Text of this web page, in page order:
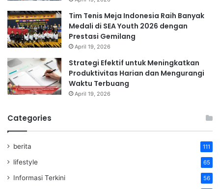
Tim Tenis Meja Indonesia Raih Banyak
Medali di SEA Youth 2026 dengan
Prestasi Gemilang
April 19, 2026
Strategi Efektif untuk Meningkatkan
Produktivitas Harian dan Mengurangi
Waktu Terbuang
April 19, 2026
Categories
berita 111
lifestyle 65
Informasi Terkini 56